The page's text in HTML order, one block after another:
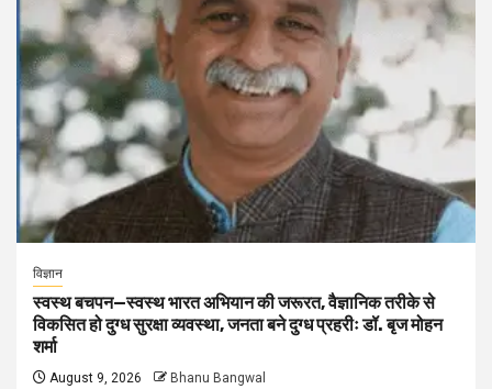
विज्ञान
स्वस्थ बचपन—स्वस्थ भारत अभियान की जरूरत, वैज्ञानिक तरीके से
विकसित हो दुग्ध सुरक्षा व्यवस्था, जनता बने दुग्ध प्रहरीः डॉ. बृज मोहन
शर्मा
August 9, 2026 Bhanu Bangwal